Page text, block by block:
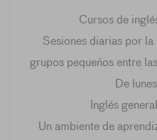
Cursos de
Sesiones diarias por
grupos pequeños entre
De
Inglés
Un ambiente de